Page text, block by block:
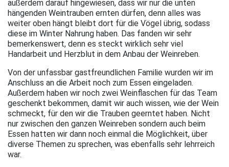
außerdem darauf hingewiesen, dass wir nur die unten
hängenden Weintrauben ernten dürfen, denn alles was
weiter oben hängt bleibt dort für die Vögel übrig, sodass
diese im Winter Nahrung haben. Das fanden wir sehr
bemerkenswert, denn es steckt wirklich sehr viel
Handarbeit und Herzblut in dem Anbau der Weinreben.
Von der unfassbar gastfreundlichen Familie wurden wir im
Anschluss an die Arbeit noch zum Essen eingeladen.
Außerdem haben wir noch zwei Weinflaschen für das Team
geschenkt bekommen, damit wir auch wissen, wie der Wein
schmeckt, für den wir die Trauben geerntet haben. Nicht
nur zwischen den ganzen Weinreben sondern auch beim
Essen hatten wir dann noch einmal die Möglichkeit, über
diverse Themen zu sprechen, was ebenfalls sehr lehrreich
war.